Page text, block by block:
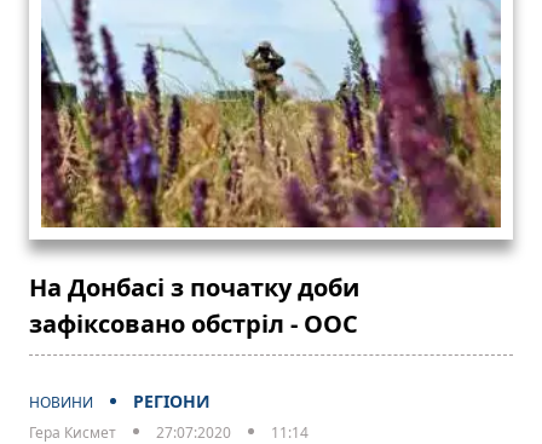
На Донбасі з початку доби
зафіксовано обстріл - ООС
НОВИНИ РЕГІОНИ
Гера Кисмет 27:07:2020 11:14